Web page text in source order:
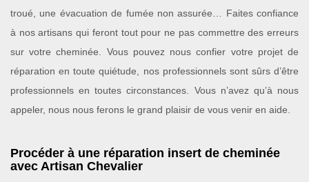
troué, une évacuation de fumée non assurée… Faites confiance
à nos artisans qui feront tout pour ne pas commettre des erreurs
sur votre cheminée. Vous pouvez nous confier votre projet de
réparation en toute quiétude, nos professionnels sont sûrs d’être
professionnels en toutes circonstances. Vous n’avez qu’à nous
appeler, nous nous ferons le grand plaisir de vous venir en aide.
Procéder à une réparation insert de cheminée
avec Artisan Chevalier